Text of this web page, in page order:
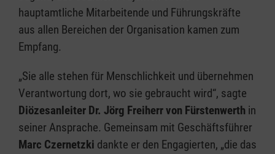
hauptamtliche Mitarbeitende und Führungskräfte
aus allen Bereichen der Organisation kamen zum
Empfang.
„Sie alle stehen für Menschlichkeit und übernehmen
Verantwortung dort, wo sie gebraucht wird“, sagte
Diözesanleiter Dr. Jörg Freiherr von Fürstenwerth in
seiner Ansprache. Gemeinsam mit Geschäftsführer
Marc Czernetzki dankte er den Engagierten, „die das